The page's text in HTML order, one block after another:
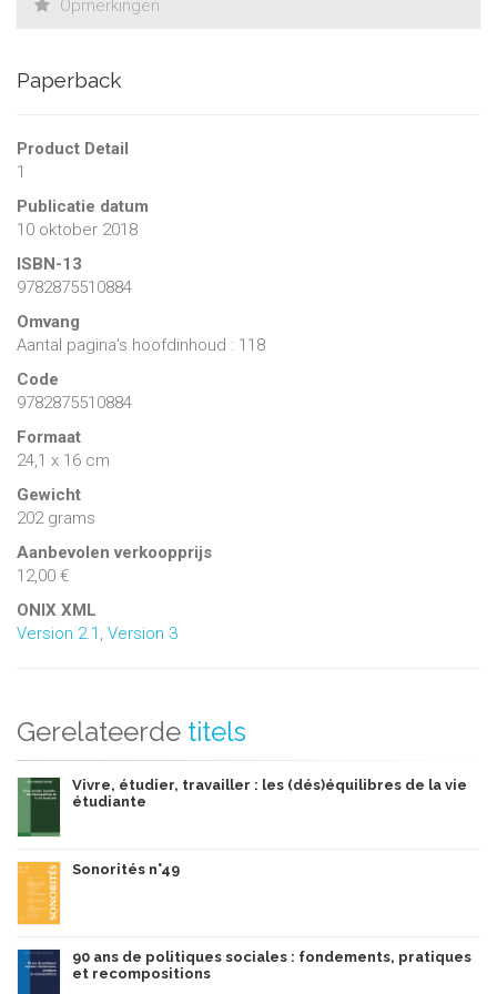
Opmerkingen
Paperback
Product Detail
1
Publicatie datum
10 oktober 2018
ISBN-13
9782875510884
Omvang
Aantal pagina's hoofdinhoud : 118
Code
9782875510884
Formaat
24,1 x 16 cm
Gewicht
202 grams
Aanbevolen verkoopprijs
12,00 €
ONIX XML
Version 2.1 , Version 3
Gerelateerde titels
Vivre, étudier, travailler : les (dés)équilibres de la vie
étudiante
Sonorités n°49
90 ans de politiques sociales : fondements, pratiques
et recompositions